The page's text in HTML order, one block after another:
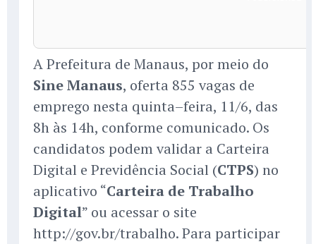
A Prefeitura de Manaus, por meio do
Sine Manaus, oferta 855 vagas de
emprego nesta quinta–feira, 11/6, das
8h às 14h, conforme comunicado. Os
candidatos podem validar a Carteira
Digital e Previdência Social (CTPS) no
aplicativo “Carteira de Trabalho
Digital” ou acessar o site
http://gov.br/trabalho. Para participar